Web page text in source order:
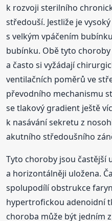
k rozvoji sterilního
středouší. Jestliže je
s velkým vpáčením
bubínku. Obě tyto
a často si vyžádají
ventilačních poměrů ve
převodního mechanismu
se tlakový gradient ještě
k nasávání sekretu z
akutního středoušního
Tyto choroby jsou častější
a horizontálněji uložena.
spolupodílí obstrukce
hypertrofickou adenoidní
choroba může být jedním